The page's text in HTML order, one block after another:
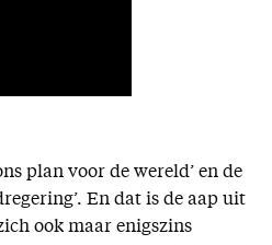
plan voor de wereld’ en de
En dat is de aap uit
ook maar enigszins